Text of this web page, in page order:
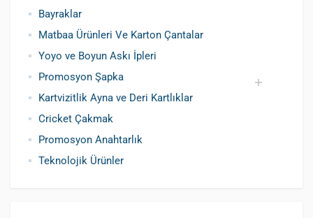
Bayraklar
Matbaa Ürünleri Ve Karton Çantalar
Yoyo ve Boyun Askı İpleri
Promosyon Şapka
Pamuklu Şapka
Polyester Şapka
Baskılı Şapka Toptan
Kartvizitlik Ayna ve Deri Kartlıklar
Cricket Çakmak
Promosyon Anahtarlık
Teknolojik Ürünler